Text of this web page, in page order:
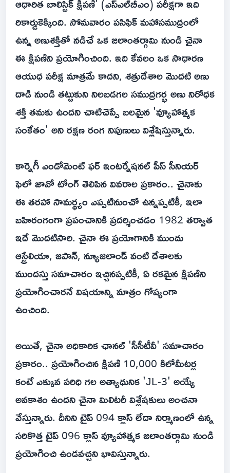
రికార్డుకెక్కింది. సోమవారం పసిఫిక్ మహాసముద్రంలో
ఉన్న అణుశక్తితో నడిచే ఒక జలాంతర్గామి నుండి చైనా
ఈ క్షిపణిని ప్రయోగించింది. ఇది కేవలం ఒక సాధారణ
ఆయుధ పరీక్ష మాత్రమే కాదని, శత్రుదేశాల మొదటి అణు
దాడి నుండి తట్టుకుని నిలబడగల సముద్రగర్భ అణు నిరోధక
శక్తి తమకు ఉందని చాటిచెప్పే బలమైన 'వ్యూహాత్మక
సంకేతం' అని రక్షణ రంగ నిపుణులు విశ్లేషిస్తున్నారు.
కార్నెగీ ఎండోమెంట్ ఫర్ ఇంటర్నేషనల్ పీస్ సీనియర్
ఫెలో జావో టోంగ్ తెలిపిన వివరాల ప్రకారం.. చైనాకు
ఈ తరహా సామర్థ్యం ఎప్పటినుంచో ఉన్నప్పటికీ, ఇలా
బహిరంగంగా ప్రపంచానికి ప్రదర్శించడం 1982 తర్వాత
ఇదే మొదటిసారి. చైనా ఈ ప్రయోగానికి ముందు
ఆస్ట్రేలియా, జపాన్, న్యూజిలాండ్ వంటి దేశాలకు
ముందస్తు సమాచారం ఇచ్చినప్పటికీ, ఏ రకమైన క్షిపణిని
ప్రయోగించారనే విషయాన్ని మాత్రం గోప్యంగా
ఉంచింది.
అయితే, చైనా అధికారిక ఛానల్ 'సీసీటీవీ' సమాచారం
ప్రకారం.. ప్రయోగించిన క్షిపణి 10,000 కిలోమీటర్ల
కంటే ఎక్కువ పరిధి గల అత్యాధునిక 'JL-3' అయ్యే
అవకాశం ఉందని చైనా మిలిటరీ విశ్లేషకులు అంచనా
వేస్తున్నారు. దీనిని టైప్ 094 క్లాస్ లేదా నిర్మాణంలో ఉన్న
సరికొత్త టైప్ 096 క్లాస్ వ్యూహాత్మక జలాంతర్గామి నుండి
ప్రయోగించి ఉండవచ్చని భావిస్తున్నారు.